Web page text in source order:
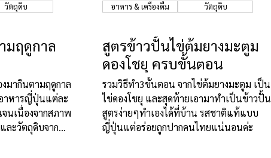
วัตถุดิบ
ฤดูกาล
มากินตามฤดูกาล
าหารญี่ปุ่นแต่ละ
นเนื่องจากสภาพ
ละวัตถุดิบจาก
อาหาร & เครื่องดื่ม วัตถุดิบ
สูตรข้าวปั้นไข่ต้มยางมะตูม
ดองโชยุ ครบขั้นตอน
รวมวิธีทำ3ขั้นตอน จากไข่ต้มยางมะตูม เป็น
ไข่ดองโชยุ และสุดท้ายเอามาทำเป็นข้าวปั้น
สูตรง่ายๆทำเองได้ที่บ้าน รสชาติแท้แบบ
ญี่ปุ่นแต่อร่อยถูกปากคนไทยแน่นอนค่ะ